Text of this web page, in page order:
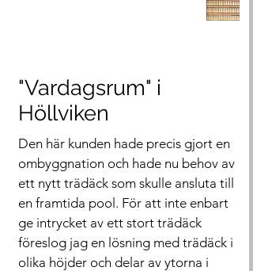
"Vardagsrum" i
Höllviken
Den här kunden hade precis gjort en
ombyggnation och hade nu behov av
ett nytt trädäck som skulle ansluta till
en framtida pool. För att inte enbart
ge intrycket av ett stort trädäck
föreslog jag en lösning med trädäck i
olika höjder och delar av ytorna i